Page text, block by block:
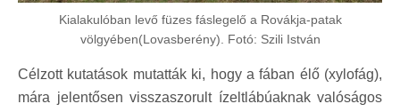
Kialakulóban levő füzes fáslegelő a Rovákja-patak
völgyében(Lovasberény). Fotó: Szili István
Célzott kutatások mutatták ki, hogy a fában élő (xylofág),
mára jelentősen visszaszorult ízeltlábúaknak valóságos